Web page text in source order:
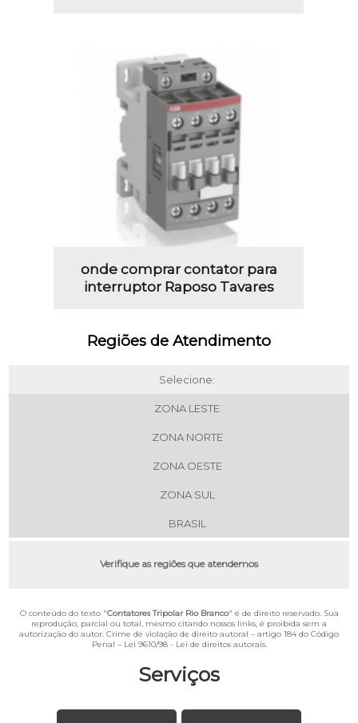
Serviços
onde comprar contator para
interruptor Raposo Tavares
Regiões de Atendimento
Selecione:
ZONA LESTE
ZONA NORTE
ZONA OESTE
ZONA SUL
BRASIL
Verifique as regiões que atendemos
O conteúdo do texto "Contatores Tripolar Rio Branco" é de direito reservado. Sua
reprodução, parcial ou total, mesmo citando nossos links, é proibida sem a
autorização do autor. Crime de violação de direito autoral – artigo 184 do Código
Penal – Lei 9610/98 - Lei de direitos autorais.